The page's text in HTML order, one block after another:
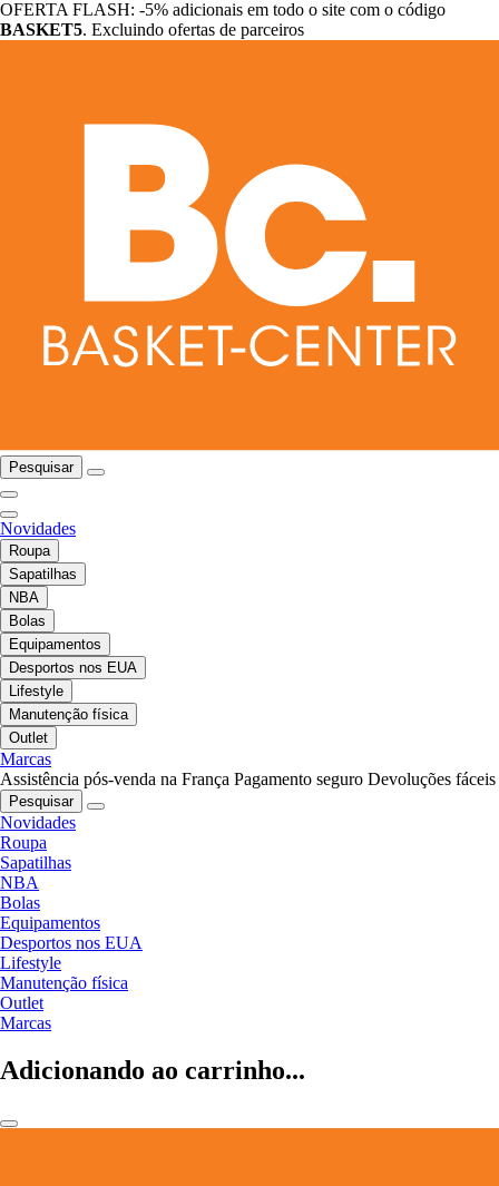
OFERTA FLASH: -5% adicionais em todo o site com o código
BASKET5. Excluindo ofertas de parceiros
Pesquisar
Novidades
Roupa
Sapatilhas
NBA
Bolas
Equipamentos
Desportos nos EUA
Lifestyle
Manutenção física
Outlet
Marcas
Assistência pós-venda na França Pagamento seguro Devoluções fáceis
Pesquisar
Novidades
Roupa
Sapatilhas
NBA
Bolas
Equipamentos
Desportos nos EUA
Lifestyle
Manutenção física
Outlet
Marcas
Adicionando ao carrinho...